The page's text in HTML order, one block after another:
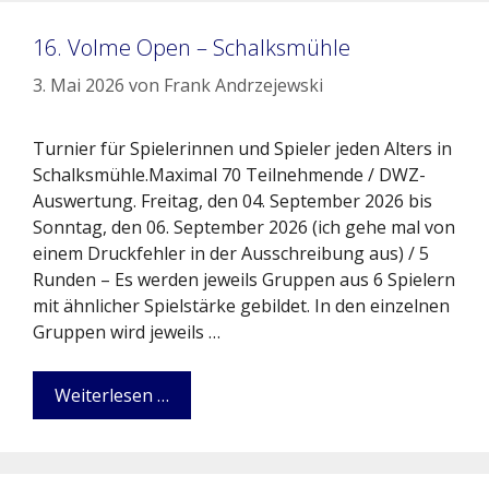
16. Volme Open – Schalksmühle
3. Mai 2026 von Frank Andrzejewski
Turnier für Spielerinnen und Spieler jeden Alters in
Schalksmühle.Maximal 70 Teilnehmende / DWZ-
Auswertung. Freitag, den 04. September 2026 bis
Sonntag, den 06. September 2026 (ich gehe mal von
einem Druckfehler in der Ausschreibung aus) / 5
Runden – Es werden jeweils Gruppen aus 6 Spielern
mit ähnlicher Spielstärke gebildet. In den einzelnen
Gruppen wird jeweils …
Weiterlesen …